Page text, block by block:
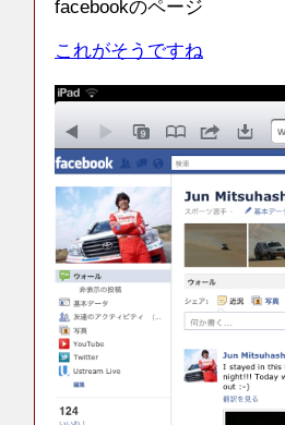
facebookのページ
これがそうですね